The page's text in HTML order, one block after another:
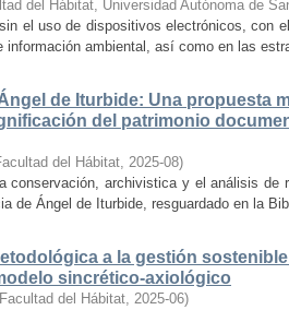
del Hábitat, Universidad Autónoma de
el uso de dispositivos electrónicos, con
información ambiental, así como en las
de Iturbide: Una propuesta
del patrimonio
del Hábitat, 2025-08)
conservación, archivistica y el análisis de
de Ángel de Iturbide, resguardado en la
a la gestión
sincrético-axiológico
Facultad del Hábitat, 2025-06)